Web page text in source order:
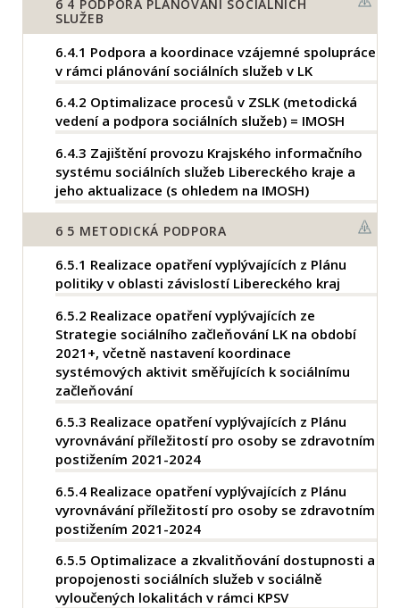
6 4 PODPORA PLÁNOVÁNÍ SOCIÁLNÍCH
SLUŽEB
6.4.1 Podpora a koordinace vzájemné spolupráce
v rámci plánování sociálních služeb v LK
6.4.2 Optimalizace procesů v ZSLK (metodická
vedení a podpora sociálních služeb) = IMOSH
6.4.3 Zajištění provozu Krajského informačního
systému sociálních služeb Libereckého kraje a
jeho aktualizace (s ohledem na IMOSH)
6 5 METODICKÁ PODPORA
6.5.1 Realizace opatření vyplývajících z Plánu
politiky v oblasti závislostí Libereckého kraj
6.5.2 Realizace opatření vyplývajících ze
Strategie sociálního začleňování LK na období
2021+, včetně nastavení koordinace
systémových aktivit směřujících k sociálnímu
začleňování
6.5.3 Realizace opatření vyplývajících z Plánu
vyrovnávání příležitostí pro osoby se zdravotním
postižením 2021-2024
6.5.4 Realizace opatření vyplývajících z Plánu
vyrovnávání příležitostí pro osoby se zdravotním
postižením 2021-2024
6.5.5 Optimalizace a zkvalitňování dostupnosti a
propojenosti sociálních služeb v sociálně
vyloučených lokalitách v rámci KPSV